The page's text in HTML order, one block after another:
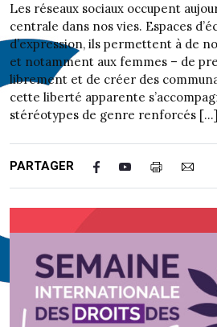
Les réseaux sociaux occupent
centrale dans nos vies. Espaces
d’expression, ils permettent à de
et notamment aux femmes – de
librement et de créer des
cette liberté apparente
stéréotypes de genre renforcés […]
PARTAGER